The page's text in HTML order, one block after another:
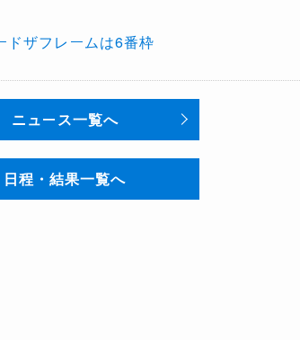
ドザフレームは6番枠
ニュース一覧へ
日程・結果一覧へ